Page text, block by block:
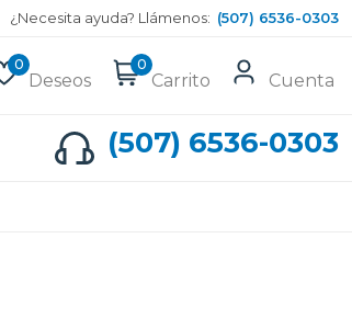
¿Necesita ayuda? Llámenos: (507) 6536-0303
0
Deseos
0
Carrito Cuenta
(507) 6536-0303